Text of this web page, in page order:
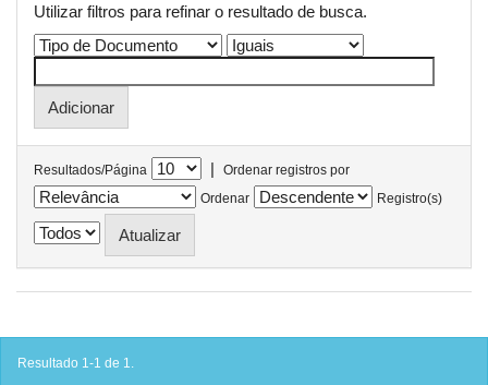
Utilizar filtros para refinar o resultado de busca.
Resultados/Página |
Ordenar registros por
Ordenar
Registro(s)
Resultado 1-1 de 1.